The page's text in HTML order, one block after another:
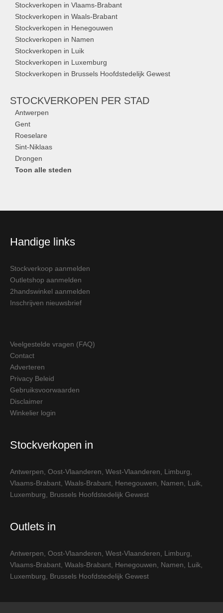
Stockverkopen in Vlaams-Brabant
Stockverkopen in Waals-Brabant
Stockverkopen in Henegouwen
Stockverkopen in Namen
Stockverkopen in Luik
Stockverkopen in Luxemburg
Stockverkopen in Brussels Hoofdstedelijk Gewest
STOCKVERKOPEN PER STAD
Antwerpen
Gent
Roeselare
Sint-Niklaas
Drongen
Toon alle steden
Handige links
Stockverkoop aanmelden
Outletshop aanmelden
2handswinkel aanmelden
Inschrijven nieuwsbrief
Veelgestelde vragen (FAQ)
Contact
Adverteren
Privacy Beleid
Gebruiksvoorwaarden
Disclaimer
Winkelier login
Stockverkopen in
Antwerpen Oost-Vlaanderen West-Vlaanderen Limburg
Vlaams-Brabant Waals-Brabant Henegouwen Namen Luik
Luxemburg
Brussels Hoofdstedelijk Gewest
Outlets in
Antwerpen Oost-Vlaanderen West-Vlaanderen Limburg
Vlaams-Brabant Waals-Brabant Henegouwen Namen Luik
Luxemburg
Brussels Hoofdstedelijk Gewest